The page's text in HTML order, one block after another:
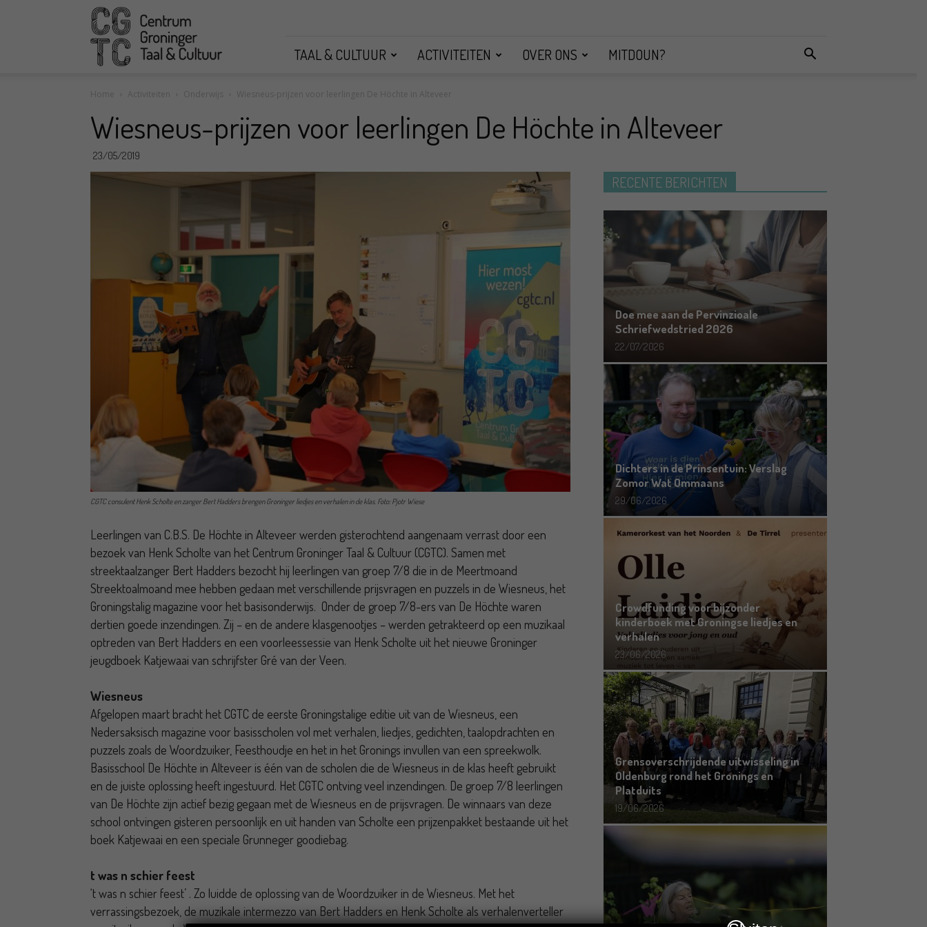
CGTC
TAAL & CULTUUR ACTIVITEITEN OVER ONS MITDOUN?
Home Activiteiten Onderwijs Wiesneus-prijzen voor leerlingen De Höchte in Alteveer
Wiesneus-prijzen voor leerlingen De Höchte in Alteveer
23/05/2019
CGTC consulent Henk Scholte en zanger Bert Hadders brengen Groninger liedjes en verhalen in de klas. Foto: Pjotr Wiese
Leerlingen van C.B.S. De Höchte in Alteveer werden gisterochtend aangenaam verrast door een
bezoek van Henk Scholte van het Centrum Groninger Taal & Cultuur (CGTC). Samen met
streektaalzanger Bert Hadders bezocht hij leerlingen van groep 7/8 die in de Meertmoand
Streektoalmoand mee hebben gedaan met verschillende prijsvragen en puzzels in de Wiesneus, het
Groningstalig magazine voor het basisonderwijs. Onder de groep 7/8-ers van De Höchte waren
dertien goede inzendingen. Zij – en de andere klasgenootjes – werden getrakteerd op een muzikaal
optreden van Bert Hadders en een voorleessessie van Henk Scholte uit het nieuwe Groninger
jeugdboek Katjewaai van schrijfster Gré van der Veen.
Wiesneus
Afgelopen maart bracht het CGTC de eerste Groningstalige editie uit van de Wiesneus, een
Nedersaksisch magazine voor basisscholen vol met verhalen, liedjes, gedichten, taalopdrachten en
puzzels zoals de Woordzuiker, Feesthoudje en het in het Gronings invullen van een spreekwolk.
Basisschool De Höchte in Alteveer is één van de scholen die de Wiesneus in de klas heeft gebruikt
en de juiste oplossing heeft ingestuurd. Het CGTC ontving veel inzendingen. De groep 7/8 leerlingen
van De Höchte zijn actief bezig gegaan met de Wiesneus en de prijsvragen. De winnaars van deze
school ontvingen gisteren persoonlijk en uit handen van Scholte een prijzenpakket bestaande uit het
boek Katjewaai en een speciale Grunneger goodiebag.
t was n schier feest
‘t was n schier feest’ . Zo luidde de oplossing van de Woordzuiker in de Wiesneus. Met het
verrassingsbezoek, de muzikale intermezzo van Bert Hadders en Henk Scholte als verhalenverteller
RECENTE BERICHTEN
Doe mee aan de Pervinzioale
Schriefwedstried 2026
22/07/2026
Dichters in de Prinsentuin: Verslag
Zomor Wat Ommaans
29/06/2026
Crowdfunding voor bijzonder
kinderboek met Groningse liedjes en
verhalen
23/06/2026
Grensoverschrijdende uitwisseling in
Oldenburg rond het Gronings en
Platduits
19/06/2026